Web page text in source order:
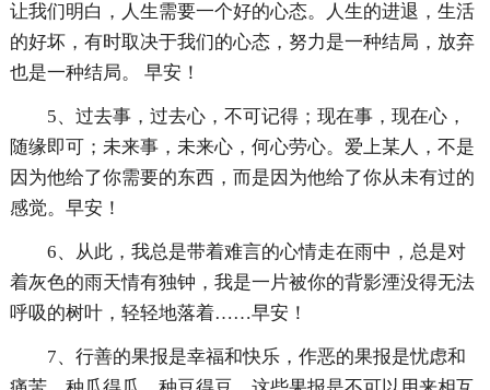
让我们明白，人生需要一个好的心态。人生的进退，生活
的好坏，有时取决于我们的心态，努力是一种结局，放弃
也是一种结局。 早安！
5、过去事，过去心，不可记得；现在事，现在心，
随缘即可；未来事，未来心，何心劳心。爱上某人，不是
因为他给了你需要的东西，而是因为他给了你从未有过的
感觉。早安！
6、从此，我总是带着难言的心情走在雨中，总是对
着灰色的雨天情有独钟，我是一片被你的背影湮没得无法
呼吸的树叶，轻轻地落着……早安！
7、行善的果报是幸福和快乐，作恶的果报是忧虑和